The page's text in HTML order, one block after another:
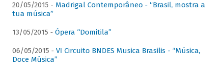
20/05/2015 - Madrigal Contemporâneo - “Brasil, mostra a
tua música”
13/05/2015 - Ópera “Domitila”
06/05/2015 - VI Circuito BNDES Musica Brasilis - “Música,
Doce Música”